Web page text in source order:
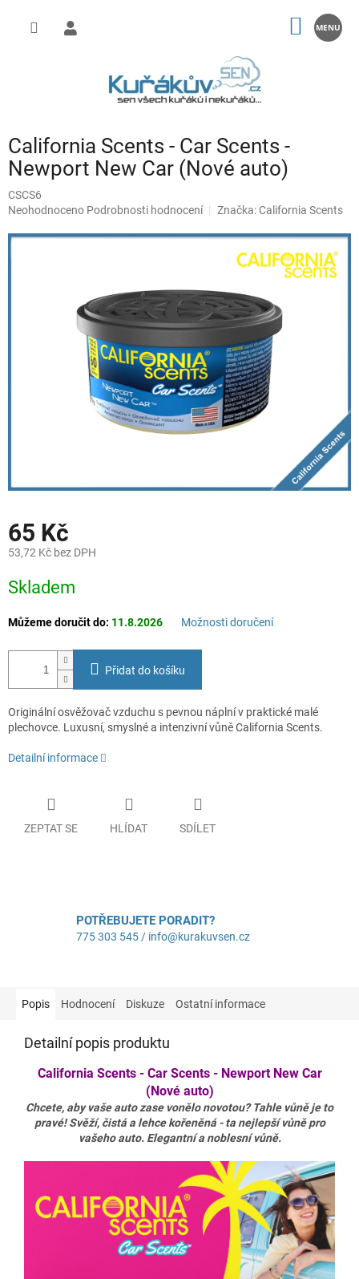
KOŠÍK
California Scents - Car Scents -
Newport New Car (Nové auto)
CSCS6
Průměrné
produktu
je
Neohodnoceno Podrobnosti hodnocení Značka:California Scents
65 Kč
53,72 Kč bez DPH
cena:
Skladem
Můžeme doručit do: 11.8.2026 Možnosti doručení
Přidat do košíku
Originální osvěžovač vzduchu s pevnou náplní v praktické malé
plechovce. Luxusní, smyslné a intenzivní vůně California Scents.
Detailní informace
ZEPTAT SE HLÍDAT SDÍLET
POTŘEBUJETE PORADIT?
775 303 545 / info@kurakuvsen.cz
Popis Hodnocení Diskuze Ostatní informace
Detailní popis produktu
California Scents - Car Scents - Newport New Car
(Nové auto)
Chcete, aby vaše auto zase vonělo novotou? Tahle vůně je to
pravé! Svěží, čistá a lehce kořeněná - ta nejlepší vůně pro
vašeho auto. Elegantní a noblesní vůně.